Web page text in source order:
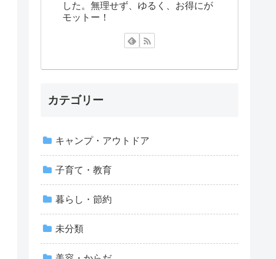
した。無理せず、ゆるく、お得にが
モットー！
カテゴリー
キャンプ・アウトドア
子育て・教育
暮らし・節約
未分類